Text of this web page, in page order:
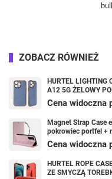
ZOBACZ RÓWNIEŻ
HURTEL LIGHTING
A12 5G ŻELOWY
Cena widoczna
Magnet Strap Case
pokrowiec portfel +
Cena widoczna
HURTEL ROPE
ZE SMYCZĄ